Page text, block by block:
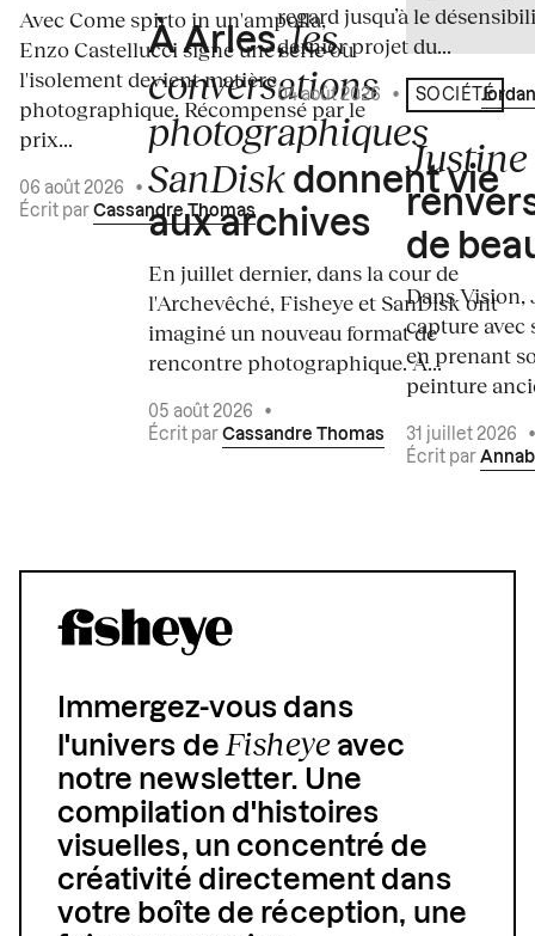
Avec Come spirto in un'ampolla,
Enzo Castellucci signe une série où
l'isolement devient matière
photographique. Récompensé par le
prix...
06 août 2026
•
Écrit par Cassandre Thomas
À Arles,les
conversations
photographiques
SanDisk donnent vie
aux archives
En juillet dernier, dans la cour de
l'Archevêché, Fisheye et SanDisk ont
imaginé un nouveau format de
rencontre photographique. À...
05 août 2026
•
Écrit par Cassandre Thomas
regard jusqu’à le
dernier projet du...
04 août 2026 • Écrit par
SOCIÉTÉ
de
Dans
capture avec
en prenant
peinture
31 juillet 2026
Écrit par
Immergez-vous dans
l'univers deFisheyeavec
notre newsletter. Une
compilation d'histoires
visuelles, un concentré de
créativité directement dans
votre boîte de réception, une